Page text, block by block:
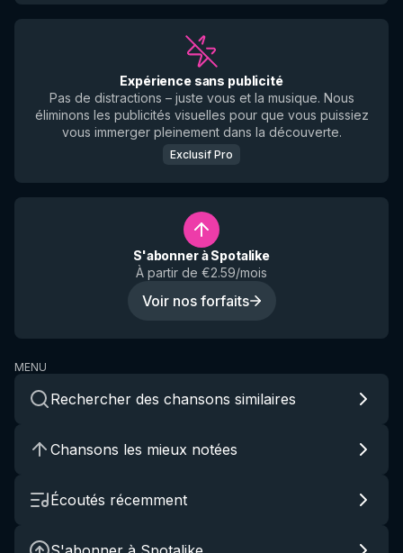
Expérience sans publicité
Pas de distractions – juste vous et la musique. Nous
éliminons les publicités visuelles pour que vous puissiez
vous immerger pleinement dans la découverte.
Exclusif Pro
S'abonner à Spotalike
À partir de €2.59/mois
Voir nos forfaits
MENU
Rechercher des chansons similaires
Chansons les mieux notées
Écoutés récemment